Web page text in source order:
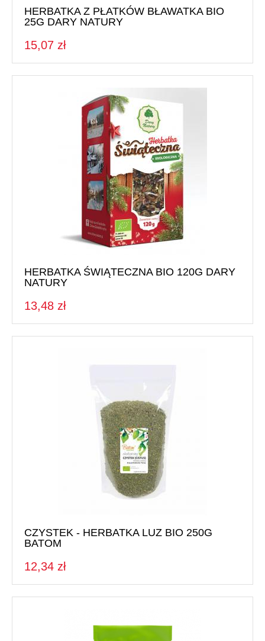
HERBATKA Z PŁATKÓW BŁAWATKA BIO
25G DARY NATURY
15,07 zł
HERBATKA ŚWIĄTECZNA BIO 120G DARY
NATURY
13,48 zł
CZYSTEK - HERBATKA LUZ BIO 250G
BATOM
12,34 zł